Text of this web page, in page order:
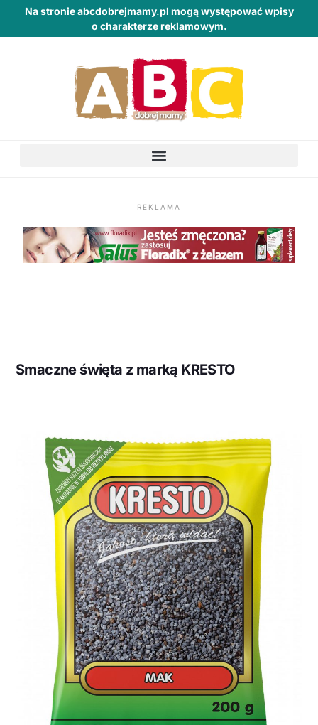
Na stronie abcdobrejmamy.pl mogą występować wpisy
o charakterze reklamowym.
REKLAMA
Smaczne święta z marką KRESTO